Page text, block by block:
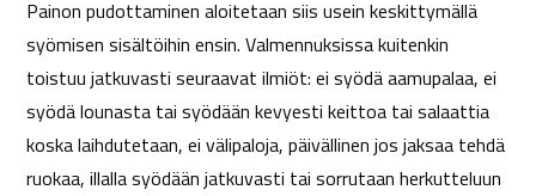
Painon pudottaminen aloitetaan siis usein keskittymällä
syömisen sisältöihin ensin. Valmennuksissa kuitenkin
toistuu jatkuvasti seuraavat ilmiöt: ei syödä aamupalaa, ei
syödä lounasta tai syödään kevyesti keittoa tai salaattia
koska laihdutetaan, ei välipaloja, päivällinen jos jaksaa tehdä
ruokaa, illalla syödään jatkuvasti tai sorrutaan herkutteluun